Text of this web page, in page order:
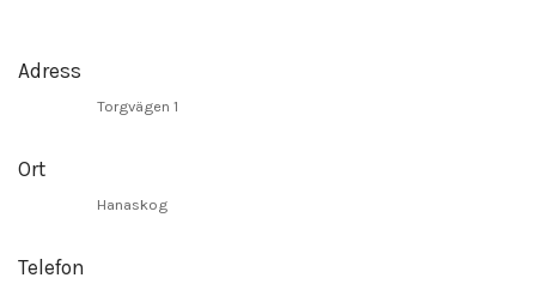
Adress
Torgvägen 1
Ort
Hanaskog
Telefon